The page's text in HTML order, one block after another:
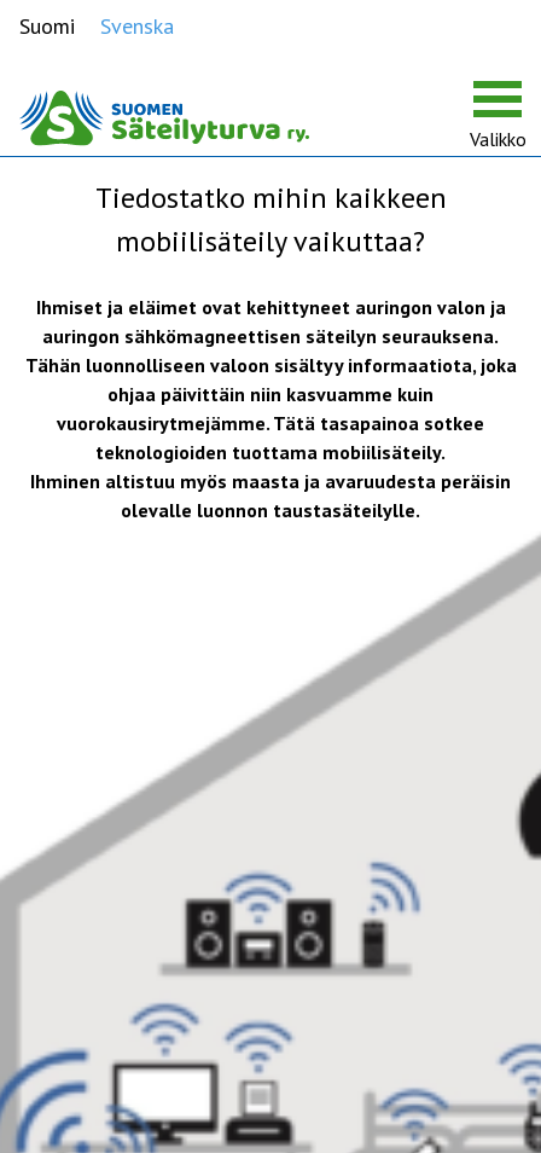
Suomi Svenska
Valikko
Tiedostatko mihin kaikkeen
mobiilisäteily vaikuttaa?
Ihmiset ja eläimet ovat kehittyneet auringon valon ja
auringon sähkömagneettisen säteilyn seurauksena.
Tähän luonnolliseen valoon sisältyy informaatiota, joka
ohjaa päivittäin niin kasvuamme kuin
vuorokausirytmejämme. Tätä tasapainoa sotkee
teknologioiden tuottama mobiilisäteily.
Ihminen altistuu myös maasta ja avaruudesta peräisin
olevalle luonnon taustasäteilylle.